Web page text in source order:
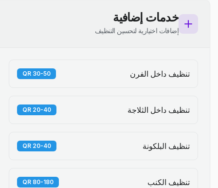
خدمات إضافية
إضافات اختيارية لتحسين التنظيف
تنظيف داخل الفرن 30-50 QR
تنظيف داخل الثلاجة 20-40 QR
تنظيف البلكونة 20-40 QR
تنظيف الكنب 80-180 QR